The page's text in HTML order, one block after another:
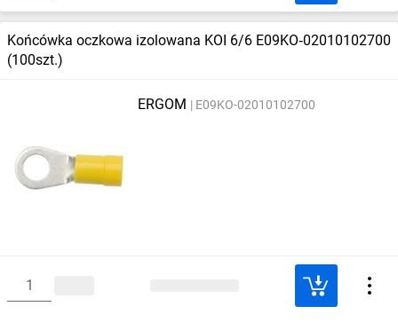
Końcówka oczkowa izolowana KOI 6/6 E09KO‑02010102700
(100szt.)
ERGOM E09KO-02010102700